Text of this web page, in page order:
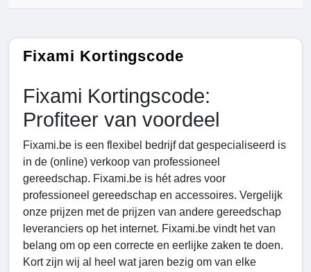
Fixami Kortingscode
Fixami Kortingscode:
Profiteer van voordeel
Fixami.be is een flexibel bedrijf dat gespecialiseerd is
in de (online) verkoop van professioneel
gereedschap. Fixami.be is hét adres voor
professioneel gereedschap en accessoires. Vergelijk
onze prijzen met de prijzen van andere gereedschap
leveranciers op het internet. Fixami.be vindt het van
belang om op een correcte en eerlijke zaken te doen.
Kort zijn wij al heel wat jaren bezig om van elke